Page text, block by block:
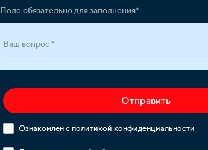
Поле обязательно для заполнения*
Ваш вопрос *
Отправить
Ознакомлен с политикой конфиденциальности